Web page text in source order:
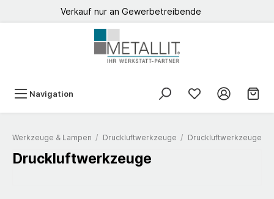
Verkauf nur an Gewerbetreibende
Navigation
Werkzeuge & Lampen / Druckluftwerkzeuge / Druckluftwerkzeuge
Druckluftwerkzeuge